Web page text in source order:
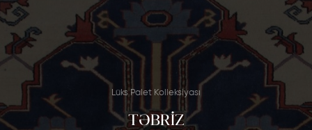
Lüks Palet Kolleksiyası
TƏBRİZ